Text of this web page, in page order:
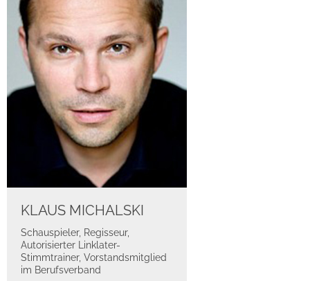
KLAUS MICHALSKI
Schauspieler, Regisseur,
Autorisierter Linklater-
Stimmtrainer, Vorstandsmitglied
im Berufsverband